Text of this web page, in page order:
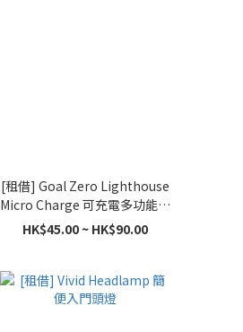
[租借] Goal Zero Lighthouse
Micro Charge 可充電多功能行
動電源營燈
HK$45.00 ~ HK$90.00